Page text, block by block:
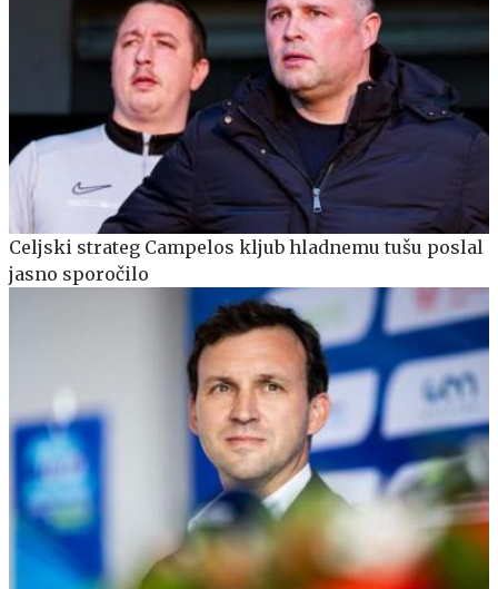
Celjski strateg Campelos kljub hladnemu tušu poslal
jasno sporočilo